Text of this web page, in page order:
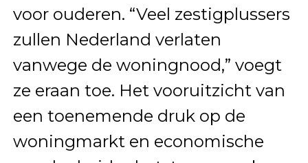
voor ouderen. “Veel zestigplussers
zullen Nederland verlaten
vanwege de woningnood,” voegt
ze eraan toe. Het vooruitzicht van
een toenemende druk op de
woningmarkt en economische